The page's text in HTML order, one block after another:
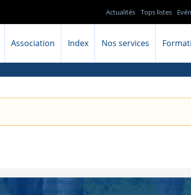
Tops listes
Actualités
Association Index Nos services
: West-WebWorld - Mentions légales- Données personnelles
49480 Verrières-en-Anjou